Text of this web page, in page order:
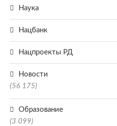
Наука
Нацбанк
Нацпроекты РД
Новости
(56 175)
Образование
(3 099)